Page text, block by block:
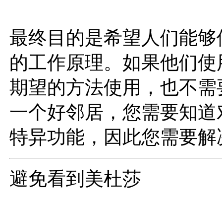
最终目的是希望人们能
的工作原理。如果他们
期望的方法使用，也不
一个好邻居，您需要知
特异功能，因此您需要
避免看到美杜莎